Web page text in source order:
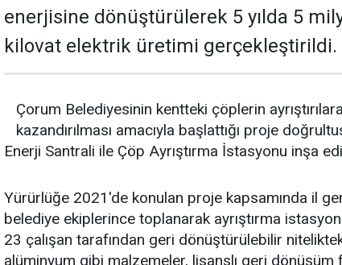
enerjisine dönüştürülerek 5 yılda 5
kilovat elektrik üretimi gerçekleştirildi.
Çorum Belediyesinin kentteki çöplerin
kazandırılması amacıyla başlattığı proje
Enerji Santrali ile Çöp Ayrıştırma İstasyonu inşa
Yürürlüğe 2021'de konulan proje kapsamında il
belediye ekiplerince toplanarak ayrıştırma
23 çalışan tarafından geri dönüştürülebilir
alüminyum gibi malzemeler, lisanslı geri dönüşüm